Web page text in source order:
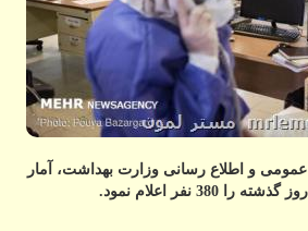
و اطلاع رسانی وزارت بهداشت، آمار
نفر اعلام نمود.